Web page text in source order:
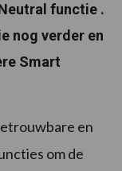
functie .
nog verder en
Smart
en
om de